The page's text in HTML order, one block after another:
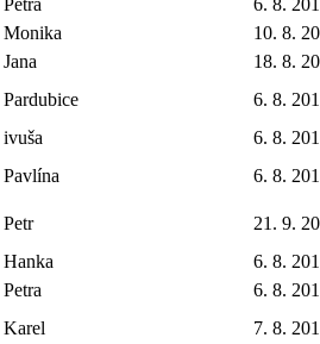
Monika
10. 8.
Jana
18. 8.
Pardubice
6. 8.
ivuša
6. 8.
Pavlína
6. 8.
Petr
21. 9.
Hanka
6. 8.
Petra
6. 8.
Karel 7. 8.